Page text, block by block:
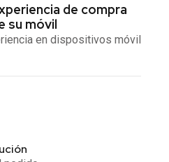
de compra
su móvil
en dispositivos móvil